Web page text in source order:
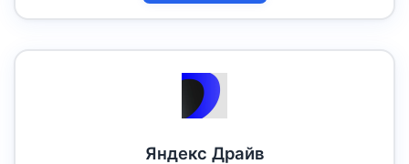
Яндекс Драйв